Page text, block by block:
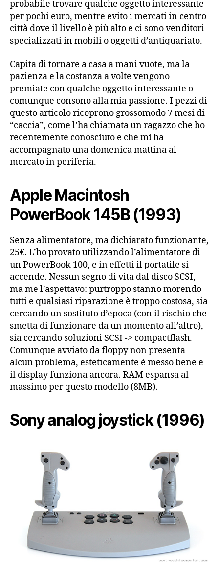
probabile trovare qualche oggetto interessante
per pochi euro, mentre evito i mercati in centro
città dove il livello è più alto e ci sono venditori
specializzati in mobili o oggetti d’antiquariato.
Capita di tornare a casa a mani vuote, ma la
pazienza e la costanza a volte vengono
premiate con qualche oggetto interessante o
comunque consono alla mia passione. I pezzi di
questo articolo ricoprono grossomodo 7 mesi di
“caccia”, come l’ha chiamata un ragazzo che ho
recentemente conosciuto e che mi ha
accompagnato una domenica mattina al
mercato in periferia.
Apple Macintosh
PowerBook 145B (1993)
Senza alimentatore, ma dichiarato funzionante,
25€. L’ho provato utilizzando l’alimentatore di
un PowerBook 100, e in effetti il portatile si
accende. Nessun segno di vita dal disco SCSI,
ma me l’aspettavo: purtroppo stanno morendo
tutti e qualsiasi riparazione è troppo costosa, sia
cercando un sostituto d’epoca (con il rischio che
smetta di funzionare da un momento all’altro),
sia cercando soluzioni SCSI -> compactflash.
Comunque avviato da floppy non presenta
alcun problema, esteticamente è messo bene e
il display funziona ancora. RAM espansa al
massimo per questo modello (8MB).
Sony analog joystick (1996)